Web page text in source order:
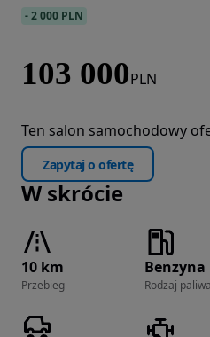
-2 000 PLN
103 000PLN
Ten salon samochodowy
Zapytaj o ofertę
W skrócie
10 km
Przebieg
Benzyna
Rodzaj paliwa